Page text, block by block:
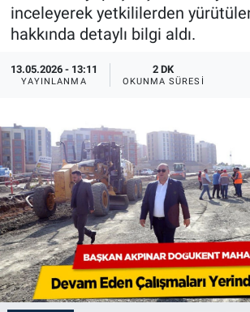
inceleyerek yetkililerden
hakkında detaylı bilgi aldı.
13.05.2026 - 13:11
YAYINLANMA
2 DK
OKUNMA SÜRESI